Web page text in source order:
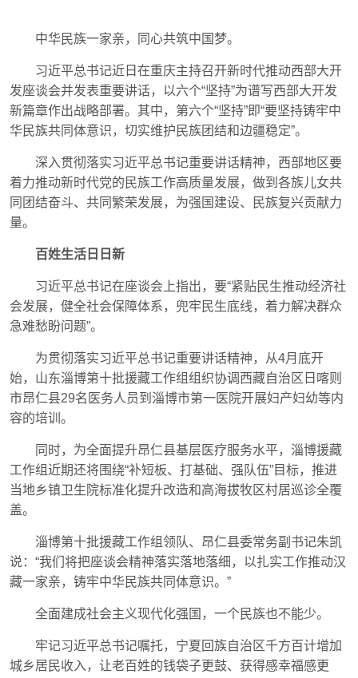
中华民族一家亲，同心共筑中国梦。
习近平总书记近日在重庆主持召开新时代推动西部大开
发座谈会并发表重要讲话，以六个“坚持”为谱写西部大开发
新篇章作出战略部署。其中，第六个“坚持”即“要坚持铸牢中
华民族共同体意识，切实维护民族团结和边疆稳定”。
深入贯彻落实习近平总书记重要讲话精神，西部地区要
着力推动新时代党的民族工作高质量发展，做到各族儿女共
同团结奋斗、共同繁荣发展，为强国建设、民族复兴贡献力
量。
百姓生活日日新
习近平总书记在座谈会上指出，要“紧贴民生推动经济社
会发展，健全社会保障体系，兜牢民生底线，着力解决群众
急难愁盼问题”。
为贯彻落实习近平总书记重要讲话精神，从4月底开
始，山东淄博第十批援藏工作组组织协调西藏自治区日喀则
市昂仁县29名医务人员到淄博市第一医院开展妇产妇幼等内
容的培训。
同时，为全面提升昂仁县基层医疗服务水平，淄博援藏
工作组近期还将围绕“补短板、打基础、强队伍”目标，推进
当地乡镇卫生院标准化提升改造和高海拔牧区村居巡诊全覆
盖。
淄博第十批援藏工作组领队、昂仁县委常务副书记朱凯
说：“我们将把座谈会精神落实落地落细，以扎实工作推动汉
藏一家亲，铸牢中华民族共同体意识。”
全面建成社会主义现代化强国，一个民族也不能少。
牢记习近平总书记嘱托，宁夏回族自治区千方百计增加
城乡居民收入，让老百姓的钱袋子更鼓、获得感幸福感更